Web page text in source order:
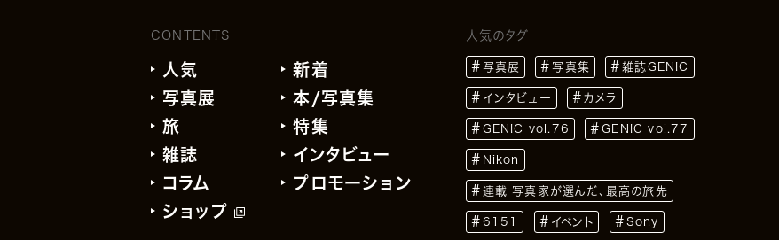
CONTENTS
人気
新着
写真展
本/写真集
旅
特集
雑誌
インタビュー
コラム
プロモーション
ショップ
人気のタグ
写真展 写真集 雑誌GENIC
インタビュー カメラ
GENIC vol.76 GENIC vol.77
Nikon
連載 写真家が選んだ、最高の旅先
6151 イベント Sony